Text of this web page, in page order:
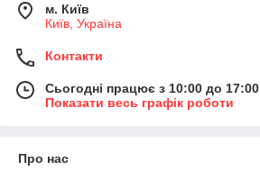
м. Київ
Київ, Україна
Контакти
Сьогодні працює з 10:00 до 17:00
Показати весь графік роботи
Про нас